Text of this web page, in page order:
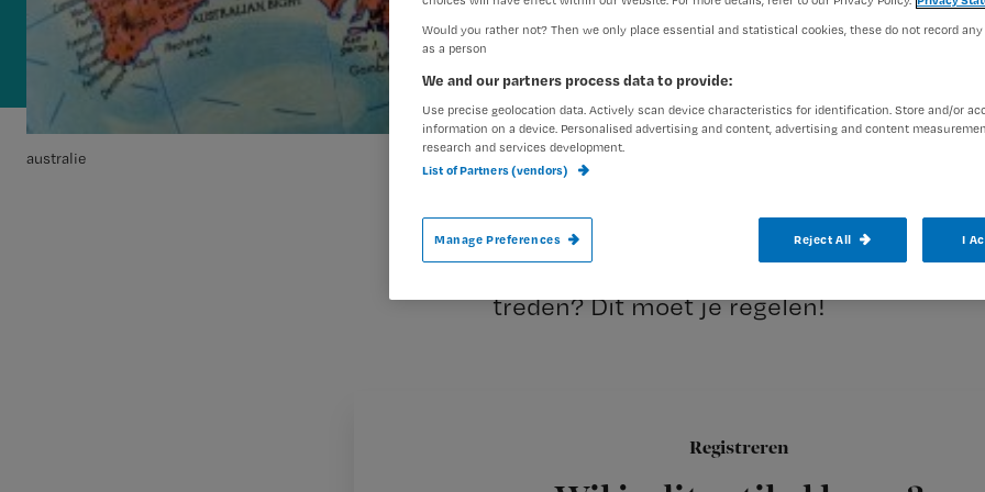
australie
Auteur:
Registreren
In Nursing juni vertellen
hun ervaringen met het werken aldaar.
treden? Dit moet je regelen!
Would you rather not? Then we only place essential and statistical cookies, these do not record
as a person
We and our partners process data to provide:
Use precise geolocation data. Actively scan device characteristics for identification. Store and/or
information on a device. Personalised advertising and content, advertising and content
research and services development.
List of Partners (vendors)
Manage Preferences Reject All I